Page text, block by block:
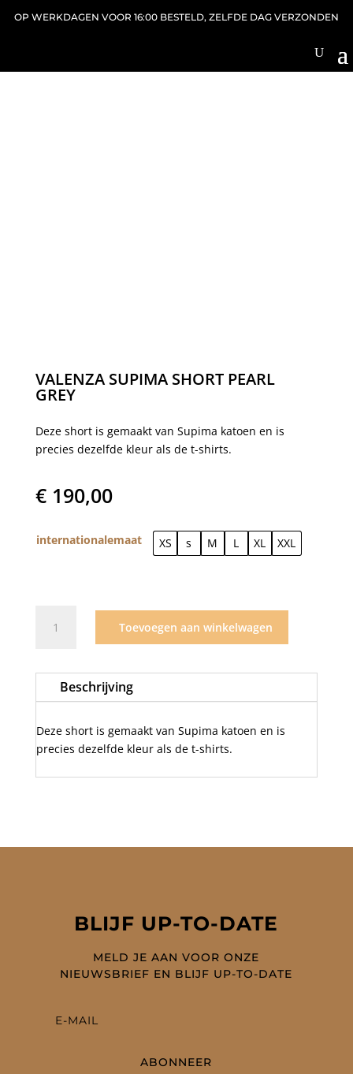
OP WERKDAGEN VOOR 16:00 BESTELD, ZELFDE DAG VERZONDEN
VALENZA SUPIMA SHORT PEARL
GREY
Deze short is gemaakt van Supima katoen en is
precies dezelfde kleur als de t-shirts.
€190,00
internationalemaat XS s M L XL XXL
Supima
aantal
Toevoegen aan winkelwagen
Beschrijving
Deze short is gemaakt van Supima katoen en is
precies dezelfde kleur als de t-shirts.
BLIJF UP-TO-DATE
MELD JE AAN VOOR ONZE
NIEUWSBRIEF EN BLIJF UP-TO-DATE
ABONNEER